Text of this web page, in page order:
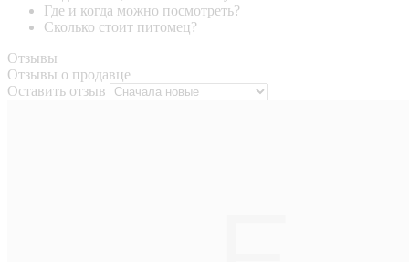
Где и когда можно посмотреть?
Сколько стоит питомец?
Отзывы
Отзывы о продавце
Оставить отзыв